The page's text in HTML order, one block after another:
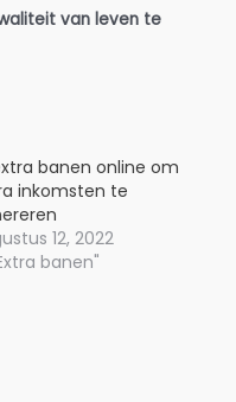
van leven te
banen online om
inkomsten te
12, 2022
banen"